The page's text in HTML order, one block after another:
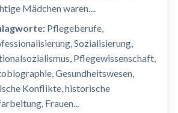
Mädchen waren....
Pflegeberufe,
Sozialisierung,
Pflegewissenschaft,
Gesundheitswesen,
Konflikte, historische
Frauen...